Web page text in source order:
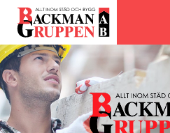
Skip
content